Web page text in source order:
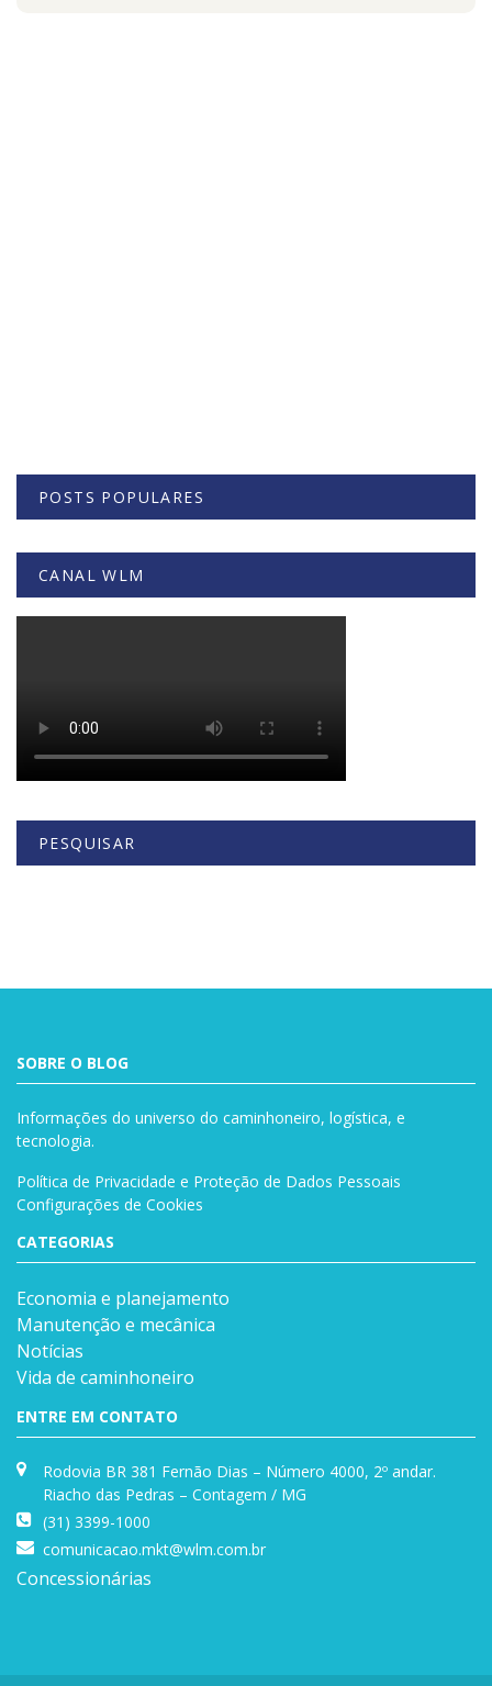
POSTS POPULARES
CANAL WLM
PESQUISAR
SOBRE O BLOG
Informações do universo do caminhoneiro, logística, e
tecnologia.
Política de Privacidade e Proteção de Dados Pessoais
Configurações de Cookies
CATEGORIAS
Economia e planejamento
Manutenção e mecânica
Notícias
Vida de caminhoneiro
ENTRE EM CONTATO
Rodovia BR 381 Fernão Dias – Número 4000, 2º andar.
Riacho das Pedras – Contagem / MG
(31) 3399-1000
comunicacao.mkt@wlm.com.br
Concessionárias